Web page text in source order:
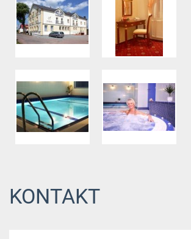
KONTAKT